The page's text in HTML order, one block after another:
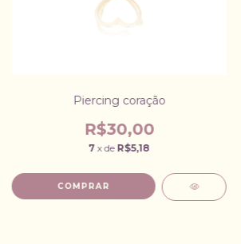
Piercing coração
R$30,00
7 x de R$5,18